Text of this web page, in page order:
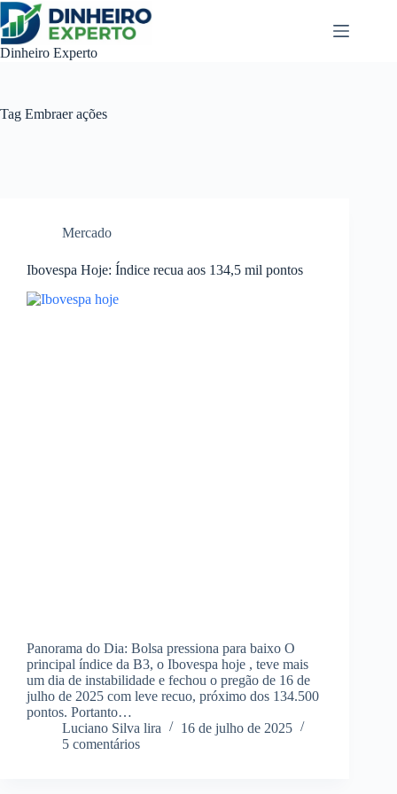
Pular
para
o
conteúdo
Dinheiro Experto
Tag Embraer ações
Mercado
Ibovespa Hoje: Índice recua aos 134,5 mil pontos
Panorama do Dia: Bolsa pressiona para baixo O
principal índice da B3, o Ibovespa hoje , teve mais
um dia de instabilidade e fechou o pregão de 16 de
julho de 2025 com leve recuo, próximo dos 134.500
pontos. Portanto…
Luciano Silva lira
16 de julho de 2025
5 comentários